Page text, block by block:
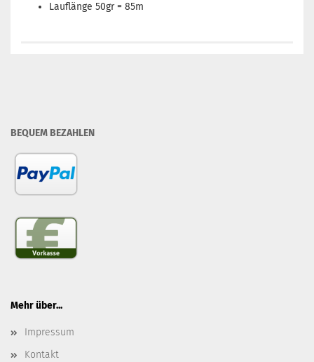
Lauflänge 50gr = 85m
BEQUEM BEZAHLEN
Mehr über...
Impressum
Kontakt